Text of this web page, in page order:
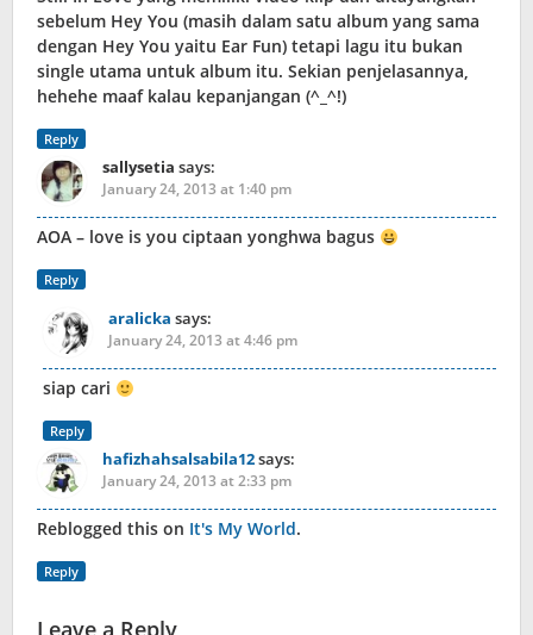
sebelum Hey You (masih dalam satu album yang sama
dengan Hey You yaitu Ear Fun) tetapi lagu itu bukan
single utama untuk album itu. Sekian penjelasannya,
hehehe maaf kalau kepanjangan (^_^!)
Reply
sallysetia says:
January 24, 2013 at 1:40 pm
AOA – love is you ciptaan yonghwa bagus
Reply
aralicka says:
January 24, 2013 at 4:46 pm
siap cari
Reply
hafizhahsalsabila12says:
January 24, 2013 at 2:33 pm
Reblogged this on It's My World.
Reply